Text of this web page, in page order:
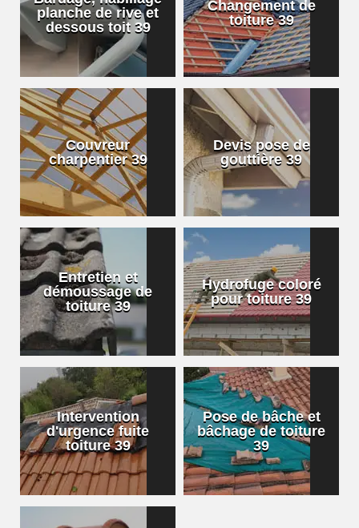
planche de rive et
dessous toit 39
Changement de
toiture 39
Couvreur
charpentier 39
Devis pose de
gouttière 39
Entretien et
démoussage de
toiture 39
Hydrofuge coloré
pour toiture 39
Intervention
d'urgence fuite
toiture 39
Pose de bâche et
bâchage de toiture
39